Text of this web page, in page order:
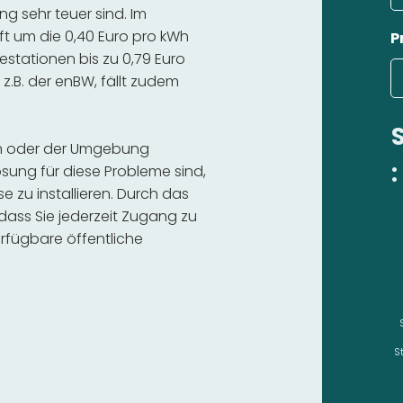
sehr teuer sind. Im
um die 0,40 Euro pro kWh
bis zu 0,79 Euro
der enBW, fällt zudem
oder der Umgebung
für diese Probleme sind,
zu installieren. Durch das
Sie jederzeit Zugang zu
öffentliche
: